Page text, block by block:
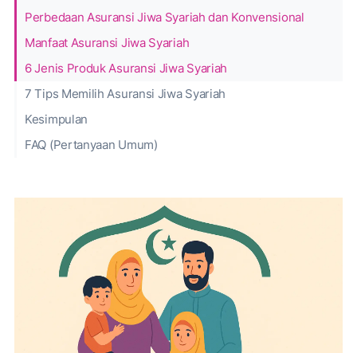
Perbedaan Asuransi Jiwa Syariah dan Konvensional
Manfaat Asuransi Jiwa Syariah
6 Jenis Produk Asuransi Jiwa Syariah
7 Tips Memilih Asuransi Jiwa Syariah
Kesimpulan
FAQ (Pertanyaan Umum)